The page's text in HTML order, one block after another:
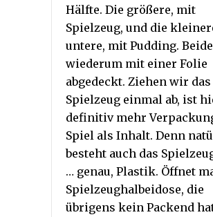
Hälfte. Die größere, mit
Spielzeug, und die
untere, mit Pudding.
wiederum mit einer Folie
abgedeckt. Ziehen wir das
Spielzeug einmal ab, ist
definitiv mehr
Spiel als Inhalt. Denn
besteht auch das
… genau, Plastik. Öffnet
Spielzeughalbeidose, die
übrigens kein Packend